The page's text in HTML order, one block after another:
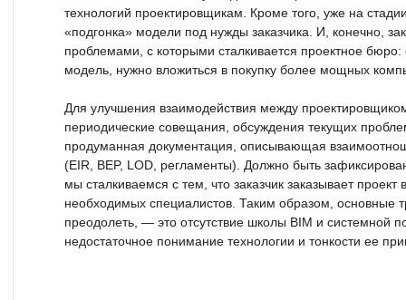
технологий проектировщикам. Кроме того, уже на
«подгонка» модели под нужды заказчика. И, конечно,
проблемами, с которыми сталкивается проектное бюро:
модель, нужно вложиться в покупку более мощных
Для улучшения взаимодействия между
периодические совещания, обсуждения текущих
продуманная документация, описывающая
(EIR, BEP, LOD, регламенты). Должно быть
мы сталкиваемся с тем, что заказчик заказывает
необходимых специалистов. Таким образом, основные
преодолеть, — это отсутствие школы BIM и системной
недостаточное понимание технологии и тонкости ее